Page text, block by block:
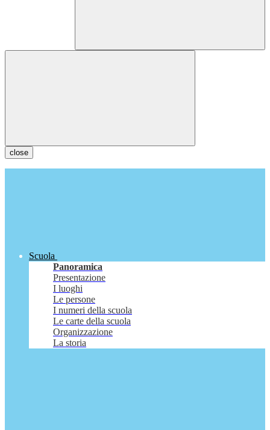
close
Scuola
Panoramica
Presentazione
I luoghi
Le persone
I numeri della scuola
Le carte della scuola
Organizzazione
La storia